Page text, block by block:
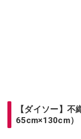
【ダイソー】不
65cm×130cm）